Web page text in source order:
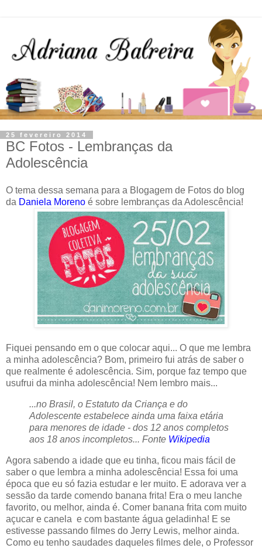
25 fevereiro 2014
BC Fotos - Lembranças da
Adolescência
O tema dessa semana para a Blogagem de Fotos do blog
da Daniela Moreno é sobre lembranças da Adolescência!
Fiquei pensando em o que colocar aqui... O que me lembra
a minha adolescência? Bom, primeiro fui atrás de saber o
que realmente é adolescência. Sim, porque faz tempo que
usufrui da minha adolescência! Nem lembro mais...
...no Brasil, o Estatuto da Criança e do
Adolescente estabelece ainda uma faixa etária
para menores de idade - dos 12 anos completos
aos 18 anos incompletos... Fonte Wikipedia
Agora sabendo a idade que eu tinha, ficou mais fácil de
saber o que lembra a minha adolescência! Essa foi uma
época que eu só fazia estudar e ler muito. E adorava ver a
sessão da tarde comendo banana frita! Era o meu lanche
favorito, ou melhor, ainda é. Comer banana frita com muito
açucar e canela e com bastante água geladinha! E se
estivesse passando filmes do Jerry Lewis, melhor ainda.
Como eu tenho saudades daqueles filmes dele, o Professor